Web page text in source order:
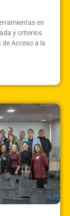
en
y criterios
Acceso a la